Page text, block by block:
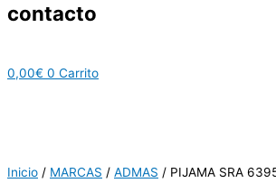
contacto
0,00€ 0 Carrito
Inicio / MARCAS / ADMAS / PIJAMA SRA